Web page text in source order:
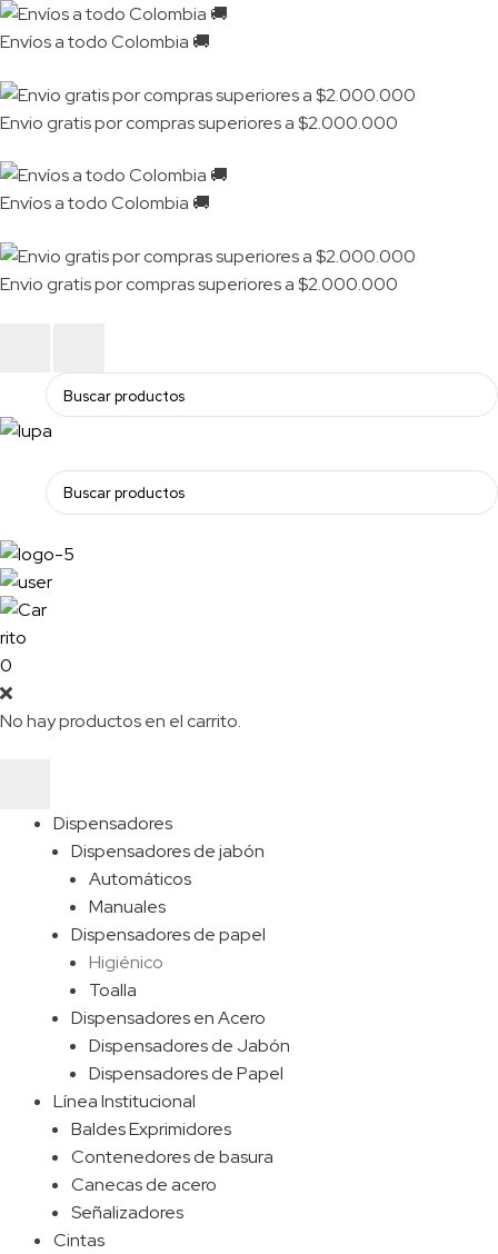
Envíos a todo Colombia 🚚
Envio gratis por compras superiores a $2.000.000
Envíos a todo Colombia 🚚
Envio gratis por compras superiores a $2.000.000
t
r
e
o
u
0
No hay productos en el carrito.
Dispensadores
Dispensadores de jabón
Automáticos
Manuales
Dispensadores de papel
Higiénico
Toalla
Dispensadores en Acero
Dispensadores de Jabón
Dispensadores de Papel
Línea Institucional
Baldes Exprimidores
Contenedores de basura
Canecas de acero
Señalizadores
Cintas